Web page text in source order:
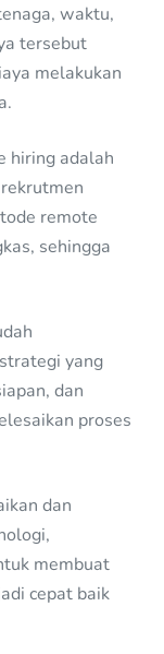
waktu,
tersebut
melakukan
hiring adalah
remote
sehingga
yang
dan
proses
dan
membuat
cepat baik